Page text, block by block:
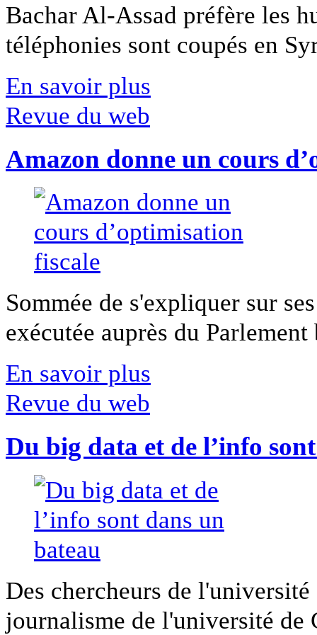
Bachar Al-Assad préfère les
téléphonies sont coupés en
En savoir plus
Revue du web
Amazon donne un cours
Sommée de s'expliquer sur
exécutée auprès du
En savoir plus
Revue du web
Du big data et de l’info
Des chercheurs de
journalisme de l'université